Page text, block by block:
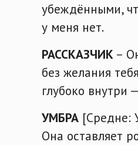
убеждёнными,
у меня нет.
РАССКАЗЧИК –
без желания
глубоко внутри
УМБРА [Средне:
Она оставляет